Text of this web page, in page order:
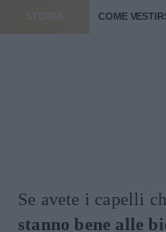
STORIA COME
Se avete i capelli
stanno bene alle